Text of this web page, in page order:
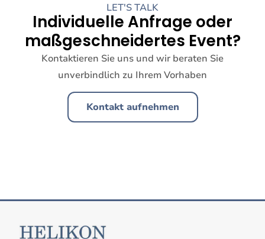
LET'S TALK
Individuelle Anfrage oder
maßgeschneidertes Event?
Kontaktieren Sie uns und wir beraten Sie
unverbindlich zu Ihrem Vorhaben
Kontakt aufnehmen